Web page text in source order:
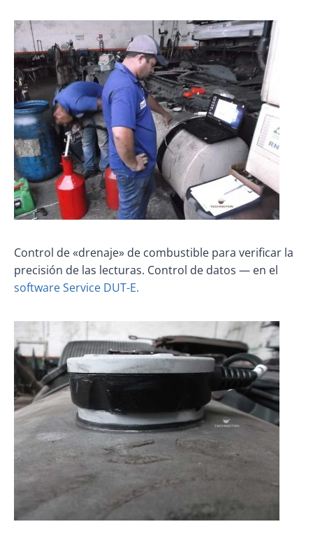
Control de «drenaje» de combustible para verificar la
precisión de las lecturas. Control de datos — en el
software Service DUT-E.